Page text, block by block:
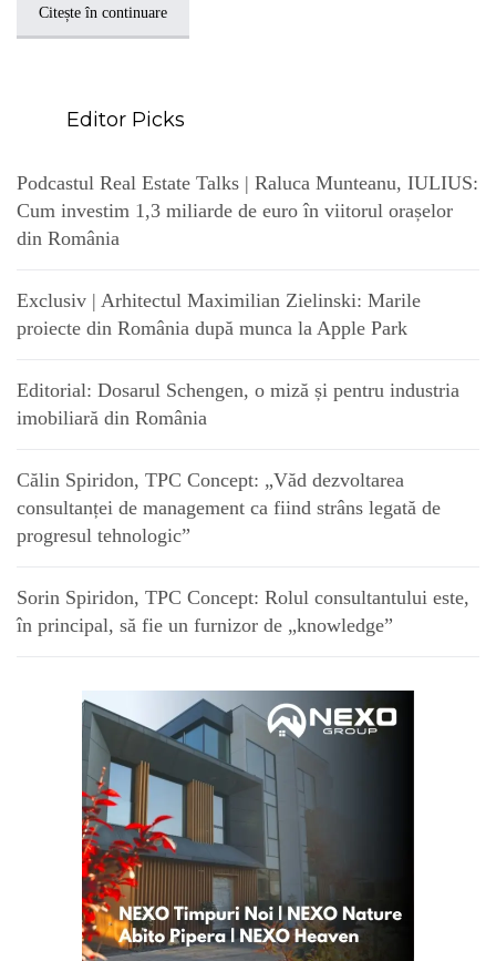
Citește în continuare
Editor Picks
Podcastul Real Estate Talks | Raluca Munteanu, IULIUS:
Cum investim 1,3 miliarde de euro în viitorul orașelor
din România
Exclusiv | Arhitectul Maximilian Zielinski: Marile
proiecte din România după munca la Apple Park
Editorial: Dosarul Schengen, o miză și pentru industria
imobiliară din România
Călin Spiridon, TPC Concept: „Văd dezvoltarea
consultanței de management ca fiind strâns legată de
progresul tehnologic”
Sorin Spiridon, TPC Concept: Rolul consultantului este,
în principal, să fie un furnizor de „knowledge”